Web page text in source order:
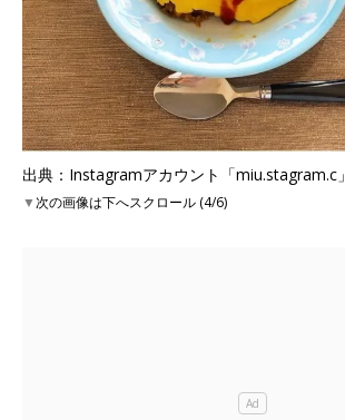
出典：Instagramアカウント「miu.stagram.c」
▼次の画像は下へスクロール (4/6)